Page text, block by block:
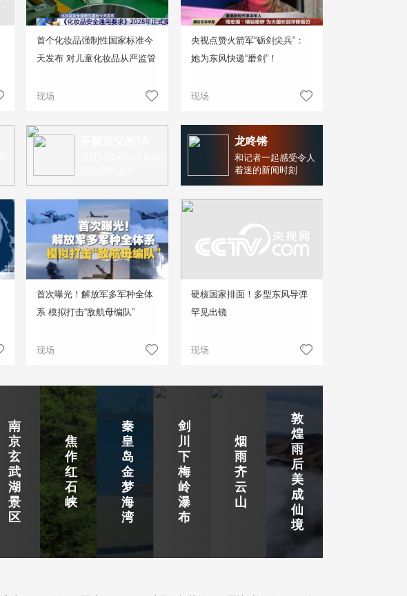
首个化妆品强制性国家标准今
天发布 对儿童化妆品从严监管
现场
央视点赞火箭军“砺剑尖兵”：
她为东风快递“磨剑”！
现场
龙咚锵
和记者一起感受令人
着迷的新闻时刻
首次曝光！解放军多军种全体
系 模拟打击“敌航母编队”
现场
硬核国家排面！多型东风导弹
罕见出镜
现场
南
京
玄
武
湖
景
区
焦
作
红
石
峡
秦
皇
岛
金
梦
海
湾
剑
川
下
梅
岭
瀑
布
烟
雨
齐
云
山
敦
煌
雨
后
美
成
仙
境